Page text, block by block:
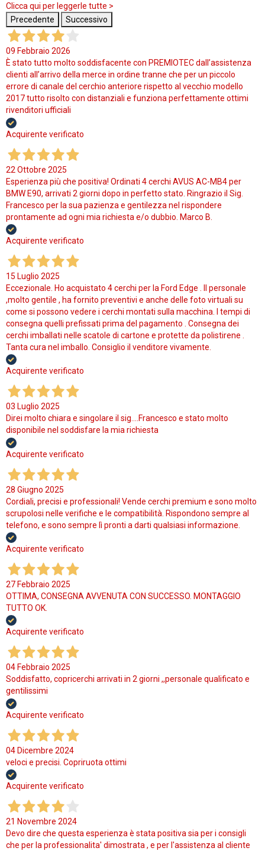
Clicca qui per leggerle tutte >
Precedente
Successivo
09 Febbraio 2026
È stato tutto molto soddisfacente con PREMIOTEC dall’assistenza
clienti all’arrivo della merce in ordine tranne che per un piccolo
errore di canale del cerchio anteriore rispetto al vecchio modello
2017 tutto risolto con distanziali e funziona perfettamente ottimi
rivenditori ufficiali
Acquirente verificato
22 Ottobre 2025
Esperienza più che positiva! Ordinati 4 cerchi AVUS AC-MB4 per
BMW E90, arrivati 2 giorni dopo in perfetto stato. Ringrazio il Sig.
Francesco per la sua pazienza e gentilezza nel rispondere
prontamente ad ogni mia richiesta e/o dubbio. Marco B.
Acquirente verificato
15 Luglio 2025
Eccezionale. Ho acquistato 4 cerchi per la Ford Edge . Il personale
,molto gentile , ha fornito preventivi e anche delle foto virtuali su
come si possono vedere i cerchi montati sulla macchina. I tempi di
consegna quelli prefissati prima del pagamento . Consegna dei
cerchi imballati nelle scatole di cartone e protette da polistirene .
Tanta cura nel imballo. Consiglio il venditore vivamente.
Acquirente verificato
03 Luglio 2025
Direi molto chiara e singolare il sig....Francesco e stato molto
disponibile nel soddisfare la mia richiesta
Acquirente verificato
28 Giugno 2025
Cordiali, precisi e professionali! Vende cerchi premium e sono molto
scrupolosi nelle verifiche e le compatibilità. Rispondono sempre al
telefono, e sono sempre lì pronti a darti qualsiasi informazione.
Acquirente verificato
27 Febbraio 2025
OTTIMA, CONSEGNA AVVENUTA CON SUCCESSO. MONTAGGIO
TUTTO OK.
Acquirente verificato
04 Febbraio 2025
Soddisfatto, copricerchi arrivati in 2 giorni ,,personale qualificato e
gentilissimi
Acquirente verificato
04 Dicembre 2024
veloci e precisi. Copriruota ottimi
Acquirente verificato
21 Novembre 2024
Devo dire che questa esperienza è stata positiva sia per i consigli
che per la professionalita' dimostrata , e per l'assistenza al cliente